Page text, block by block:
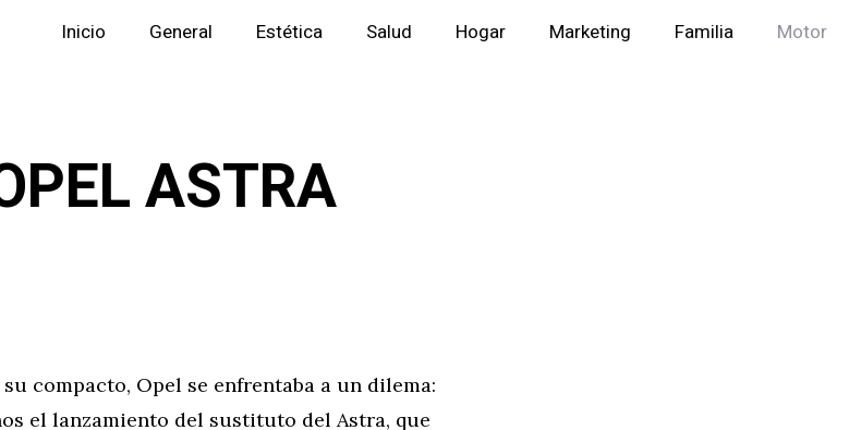
Inicio General Estética Salud Hogar Marketing Familia Motor
ASTRA
compacto, Opel se enfrentaba a un dilema:
el lanzamiento del sustituto del Astra, que